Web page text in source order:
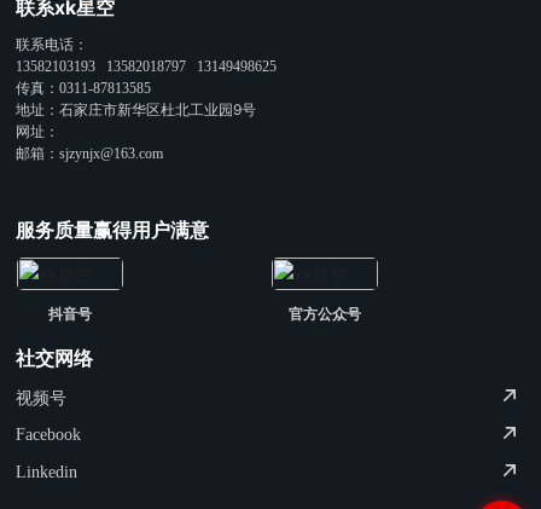
联系xk星空
联系电话：
13582103193 13582018797 13149498625
传真：0311-87813585
地址：石家庄市新华区杜北工业园9号
网址：
邮箱：sjzynjx@163.com
服务质量赢得用户满意
抖音号 官方公众号
社交网络
视频号
Facebook
Linkedin